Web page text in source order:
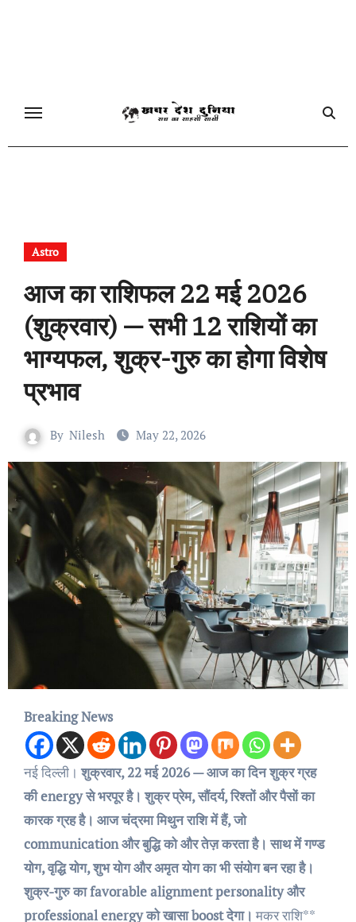
Astro
आज का राशिफल 22 मई 2026
(शुक्रवार) — सभी 12 राशियों का
भाग्यफल, शुक्र-गुरु का होगा विशेष
प्रभाव
By Nilesh May 22, 2026
Breaking News
नई दिल्ली। शुक्रवार, 22 मई 2026 — आज का दिन शुक्र ग्रह
की energy से भरपूर है। शुक्र प्रेम, सौंदर्य, रिश्तों और पैसों का
कारक ग्रह है। आज चंद्रमा मिथुन राशि में हैं, जो
communication और बुद्धि को और तेज़ करता है। साथ में गण्ड
योग, वृद्धि योग, शुभ योग और अमृत योग का भी संयोग बन रहा है।
शुक्र-गुरु का favorable alignment personality और
professional energy को खासा boost देगा। मकर राशि**